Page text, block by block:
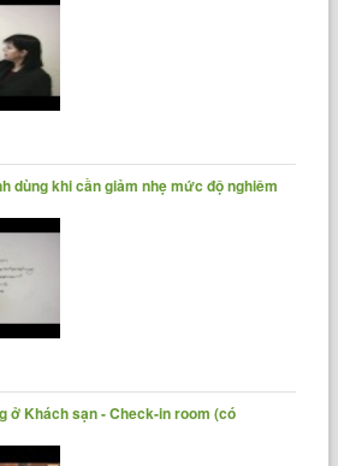
dùng khi cần giảm nhẹ mức độ nghiêm
ở Khách sạn - Check-in room (có